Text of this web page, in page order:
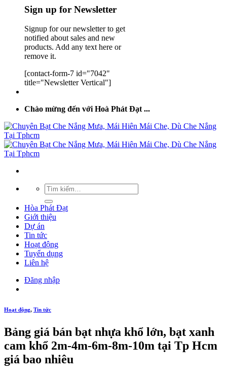
Sign up for Newsletter
Signup for our newsletter to get
notified about sales and new
products. Add any text here or
remove it.
[contact-form-7 id="7042"
title="Newsletter Vertical"]
Chào mừng đến với Hoà Phát Đạt ...
Hòa Phát Đạt
Giới thiệu
Dự án
Tin tức
Hoạt động
Tuyển dụng
Liên hệ
Đăng nhập
Hoạt động, Tin tức
Bảng giá bán bạt nhựa khổ lớn, bạt xanh
cam khổ 2m-4m-6m-8m-10m tại Tp Hcm
giá bao nhiêu